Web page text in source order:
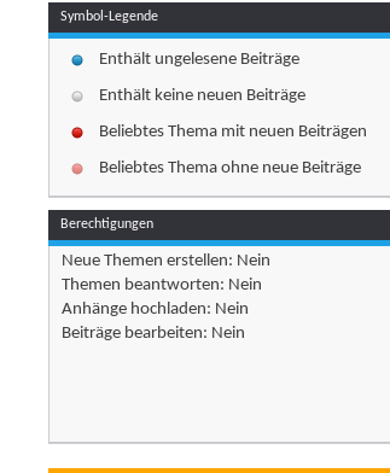
Symbol-Legende
Enthält ungelesene Beiträge
Enthält keine neuen Beiträge
Beliebtes Thema mit neuen Beiträgen
Beliebtes Thema ohne neue Beiträge
Berechtigungen
Neue Themen erstellen: Nein
Themen beantworten: Nein
Anhänge hochladen: Nein
Beiträge bearbeiten: Nein